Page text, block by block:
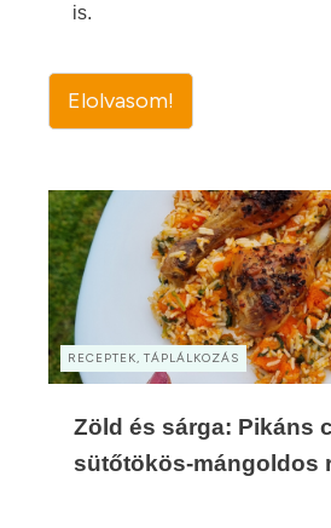
is.
Elolvasom!
RECEPTEK, TÁPLÁLKOZÁS
Zöld és sárga: Pikáns
sütőtökös-mángoldos